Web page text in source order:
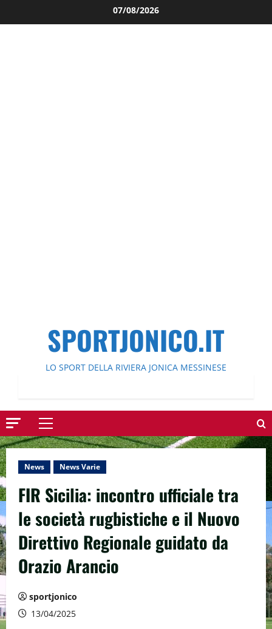
al
07/08/2026
SPORTJONICO.IT
LO SPORT DELLA RIVIERA JONICA MESSINESE
Menu
principale
News News Varie
FIR Sicilia: incontro ufficiale tra
le società rugbistiche e il Nuovo
Direttivo Regionale guidato da
Orazio Arancio
sportjonico
13/04/2025